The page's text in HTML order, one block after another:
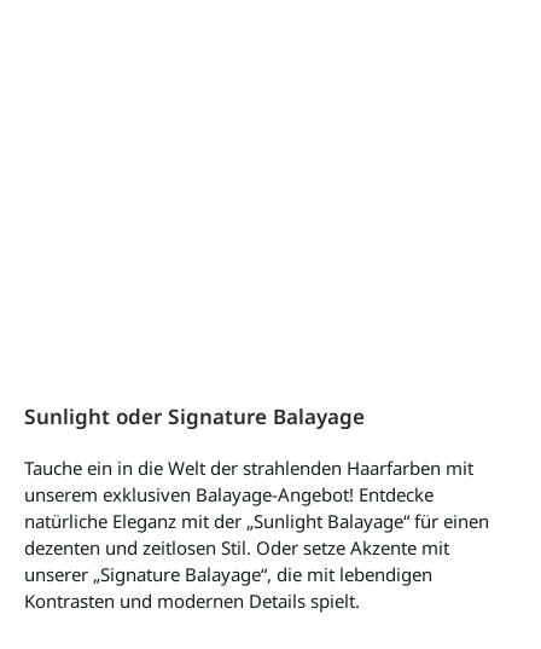
Sunlight oder Signature Balayage
Tauche ein in die Welt der strahlenden Haarfarben mit
unserem exklusiven Balayage-Angebot! Entdecke
natürliche Eleganz mit der „Sunlight Balayage“ für einen
dezenten und zeitlosen Stil. Oder setze Akzente mit
unserer „Signature Balayage“, die mit lebendigen
Kontrasten und modernen Details spielt.